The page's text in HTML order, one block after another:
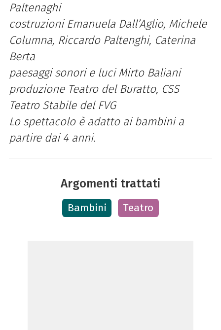
Paltenaghi
costruzioni Emanuela Dall’Aglio, Michele
Columna, Riccardo Paltenghi, Caterina
Berta
paesaggi sonori e luci Mirto Baliani
produzione Teatro del Buratto, CSS
Teatro Stabile del FVG
Lo spettacolo è adatto ai bambini a
partire dai 4 anni.
Argomenti trattati
Bambini Teatro